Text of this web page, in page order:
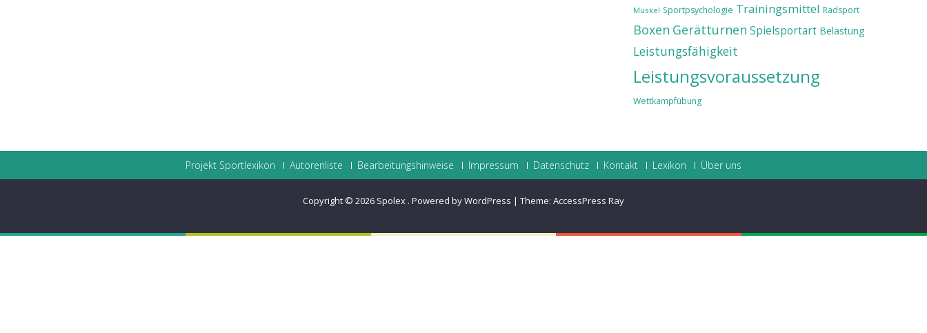
Muskel Sportpsychologie Trainingsmittel Radsport
Boxen Gerätturnen Spielsportart Belastung
Leistungsfähigkeit
Leistungsvoraussetzung
Wettkampfübung
Projekt Sportlexikon Autorenliste Bearbeitungshinweise Impressum Datenschutz Kontakt Lexikon Über uns
Copyright © 2026 Spolex . Powered by WordPress | Theme: AccessPress Ray